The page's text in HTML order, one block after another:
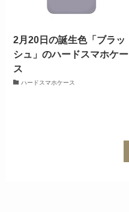
2月20日の誕生色「ブラッ
シュ」のハードスマホケー
ス
ハードスマホケース